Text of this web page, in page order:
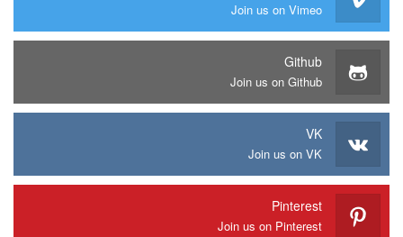
Join us on Vimeo
Github
Join us on Github
VK
Join us on VK
Pinterest
Join us on Pinterest